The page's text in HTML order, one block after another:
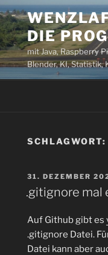
Zum
Inhalt
springenDIE
mit Java, Raspberry
Blender, KI, Statistik,
SCHLAGWORT:
VERÖFFENTLICHT
AM
31. DEZEMBER
.gitignore mal
Auf Github gibt es
.gitignore Datei.
Datei kann aber